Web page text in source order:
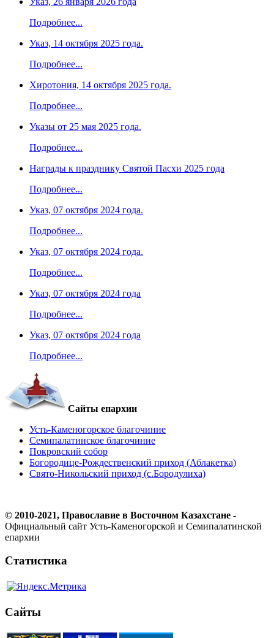
Подробнее...
Указ, 14 октября 2025 года.
Подробнее...
Хиротония, 14 октября 2025 года.
Подробнее...
Указы от 25 мая 2025 года.
Подробнее...
Награды к празднику Святой Пасхи 2025 года
Подробнее...
Указ, 07 октября 2024 года.
Подробнее...
Указ, 07 октября 2024 года.
Подробнее...
Указ, 07 октября 2024 года
Подробнее...
Указ, 07 октября 2024 года
Подробнее...
Сайты епархии
Усть-Каменогорское благочиние
Семипалатинское благочиние
Покровский собор
Богородице-Рождественский приход (Аблакетка)
Свято-Никольский приход (с.Бородулиха)
© 2010-2021, Православие в Восточном Казахстане -
Официальный сайт Усть-Каменогорской и Семипалатинской
епархии
Статистика
Сайты